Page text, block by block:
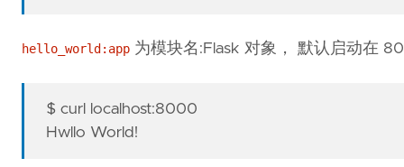
hello_world:app 为模块名:Flask 对象， 默认启动在
$ curl localhost:8000
Hwllo World!